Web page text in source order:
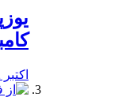
اکتبر 12, 2019